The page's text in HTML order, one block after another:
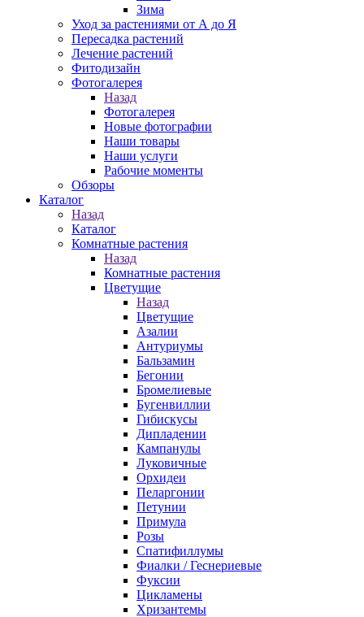
Зима
Уход за растениями от А до Я
Пересадка растений
Лечение растений
Фитодизайн
Фотогалерея
Назад
Фотогалерея
Новые фотографии
Наши товары
Наши услуги
Рабочие моменты
Обзоры
Каталог
Назад
Каталог
Комнатные растения
Назад
Комнатные растения
Цветущие
Назад
Цветущие
Азалии
Антуриумы
Бальзамин
Бегонии
Бромелиевые
Бугенвиллии
Гибискусы
Дипладении
Кампанулы
Луковичные
Орхидеи
Пеларгонии
Петунии
Примула
Розы
Спатифиллумы
Фиалки / Геснериевые
Фуксии
Цикламены
Хризантемы